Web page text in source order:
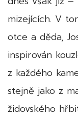
mizejících. V
otce a děda,
inspirován
z každého
stejně jako z
židovského